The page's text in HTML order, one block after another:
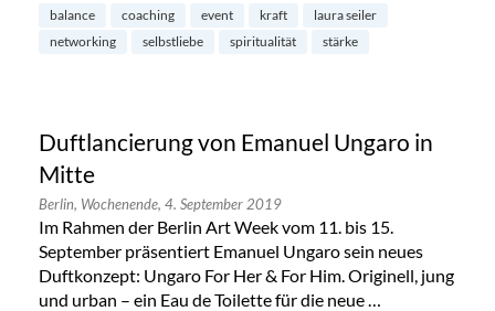
balance coaching event kraft
laura seiler
networking
selbstliebe spiritualität stärke
Duftlancierung von Emanuel Ungaro in
Mitte
Berlin, Wochenende, 4. September 2019
Im Rahmen der Berlin Art Week vom 11. bis 15.
September präsentiert Emanuel Ungaro sein neues
Duftkonzept: Ungaro For Her & For Him. Originell, jung
und urban – ein Eau de Toilette für die neue …